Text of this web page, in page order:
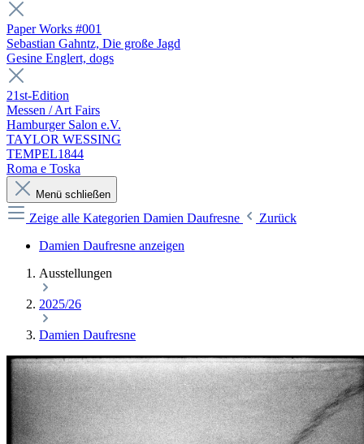
Paper Works #001
Sebastian Gahntz, Die große Jagd
Gesine Englert, dogs
21st-Edition
Messen / Art Fairs
Hamburger Salon e.V.
TAYLOR WESSING
TEMPEL1844
Roma e Toska
Menü schließen
Zeige alle Kategorien Damien Daufresne
Zurück
Damien Daufresne anzeigen
Ausstellungen
2025/26
Damien Daufresne